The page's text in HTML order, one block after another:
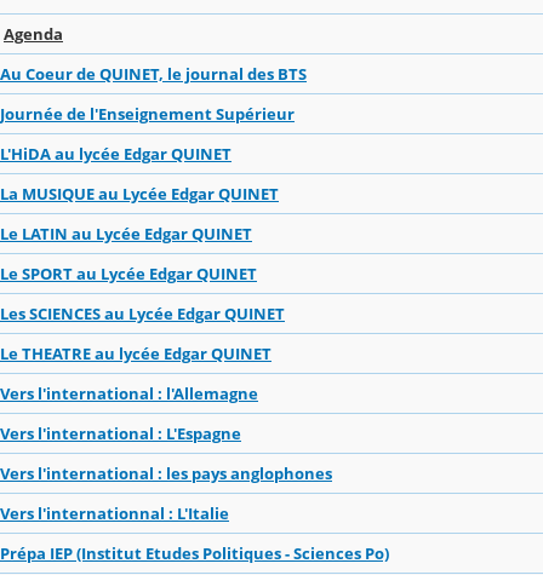
Agenda
Au Coeur de QUINET, le journal des BTS
Journée de l'Enseignement Supérieur
L'HiDA au lycée Edgar QUINET
La MUSIQUE au Lycée Edgar QUINET
Le LATIN au Lycée Edgar QUINET
Le SPORT au Lycée Edgar QUINET
Les SCIENCES au Lycée Edgar QUINET
Le THEATRE au lycée Edgar QUINET
Vers l'international : l'Allemagne
Vers l'international : L'Espagne
Vers l'international : les pays anglophones
Vers l'internationnal : L'Italie
Prépa IEP (Institut Etudes Politiques - Sciences Po)